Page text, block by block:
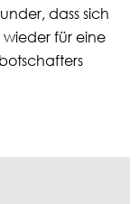
dass sich
für eine